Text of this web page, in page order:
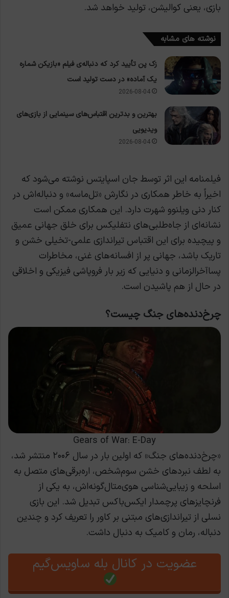
بازی، یعنی کوالیشن، تولید خواهد شد.
نوشته های مشابه
زک پن تأیید کرد که دنباله‌ی فیلم «بازیکن شماره
یک آماده» در دست تولید است
2026-08-04
بهترین و بدترین اقتباس‌های سینمایی از بازی‌های
ویدیویی
2026-08-04
فیلمنامه این اثر توسط جان اسپایتس نوشته می‌شود که
اخیراً به خاطر همکاری در نگارش «تل‌ماسه» و دنباله‌اش در
کنار دنی ویلنوو شهرت دارد. این همکاری ممکن است
نشانه‌ای از جاه‌طلبی‌های نتفلیکس برای خلق جهانی عمیق
و پیچیده برای این اقتباس تیراندازی علمی-تخیلی خشن و
تاریک باشد، جهانی پر از افسانه‌های غنی، مخاطرات
پساآخرالزمانی و دنیایی که زیر بار فروپاشی فیزیکی و اخلاقی
در حال از هم پاشیدن است.
چرخ‌دنده‌های جنگ چیست؟
Gears of War: E-Day
«چرخ‌دنده‌های جنگ» که اولین بار در سال ۲۰۰۶ منتشر شد،
به لطف نبردهای خشن سوم‌شخص، اره‌برقی‌های متصل به
اسلحه و زیبایی‌شناسی هوی‌متال‌گونه‌اش، به یکی از
فرنچایزهای پرچمدار ایکس‌باکس تبدیل شد. این بازی
نسلی از تیراندازی‌های مبتنی بر کاور را تعریف کرد و چندین
دنباله، رمان و کامیک به دنبال داشت.
عضویت در کانال بله ساویس‌گیم